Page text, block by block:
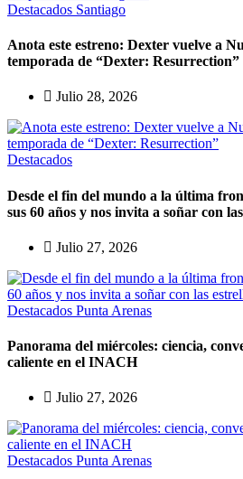
Destacados Santiago
Anota este estreno: Dexter vuelve a
temporada de “Dexter: Resurrection”
Julio 28, 2026
Destacados
Desde el fin del mundo a la última
sus 60 años y nos invita a soñar con
Julio 27, 2026
Destacados Punta Arenas
Panorama del miércoles: ciencia,
caliente en el INACH
Julio 27, 2026
Destacados Punta Arenas